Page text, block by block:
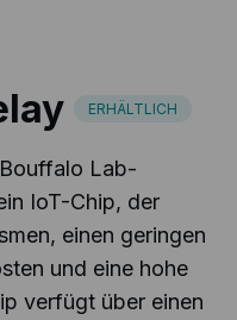
ERHÄLTLICH
Lab-
IoT-Chip, der
einen geringen
und eine hohe
verfügt über einen